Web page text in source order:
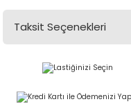
Taksit Seçenekleri